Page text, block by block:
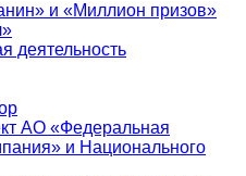
и «Миллион призов»
деятельность
АО «Федеральная
и Национального